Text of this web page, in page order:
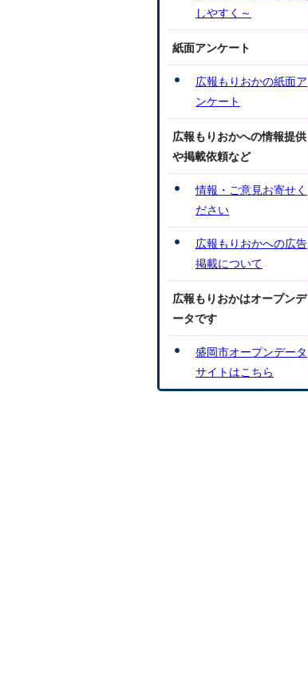
しやすく～
紙面アンケート
広報もりおかの紙面ア
ンケート
広報もりおかへの情報提供
や掲載依頼など
情報・ご意見お寄せく
ださい
広報もりおかへの広告
掲載について
広報もりおかはオープンデ
ータです
盛岡市オープンデータ
サイトはこちら